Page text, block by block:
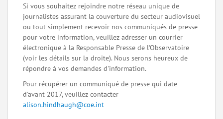
Si vous souhaitez rejoindre notre réseau unique de
journalistes assurant la couverture du secteur audiovisuel
ou tout simplement recevoir nos communiqués de presse
pour votre information, veuillez adresser un courrier
électronique à la Responsable Presse de l'Observatoire
(voir les détails sur la droite). Nous serons heureux de
répondre à vos demandes d'information.
Pour récupérer un communiqué de presse qui date
d'avant 2017, veuillez contacter
alison.hindhaugh@coe.int